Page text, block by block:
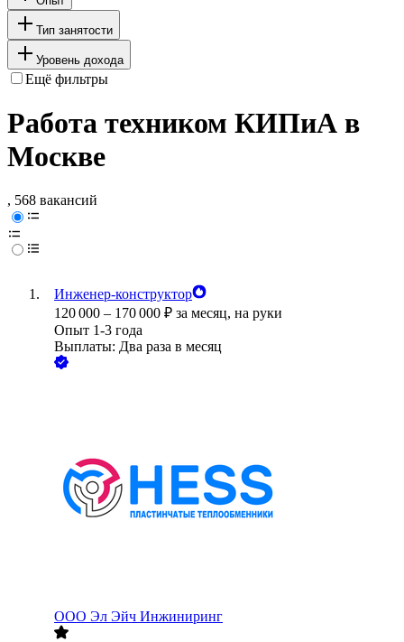
Тип занятости
Уровень дохода
Ещё фильтры
Работа техником КИПиА в
Москве
, 568 вакансий
Инженер-конструктор
120 000 – 170 000 ₽ за месяц, на руки
Опыт 1-3 года
Выплаты: Два раза в месяц
ООО Эл Эйч Инжиниринг